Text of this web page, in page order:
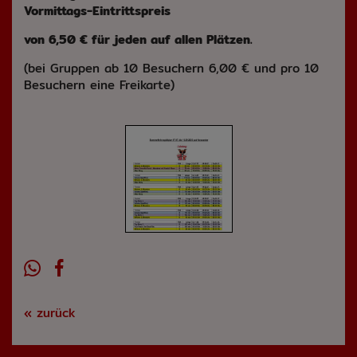
Vormittags-Eintrittspreis
von 6,50 € für jeden auf allen Plätzen.
(bei Gruppen ab 10 Besuchern 6,00 € und pro 10
Besuchern eine Freikarte)
« zurück